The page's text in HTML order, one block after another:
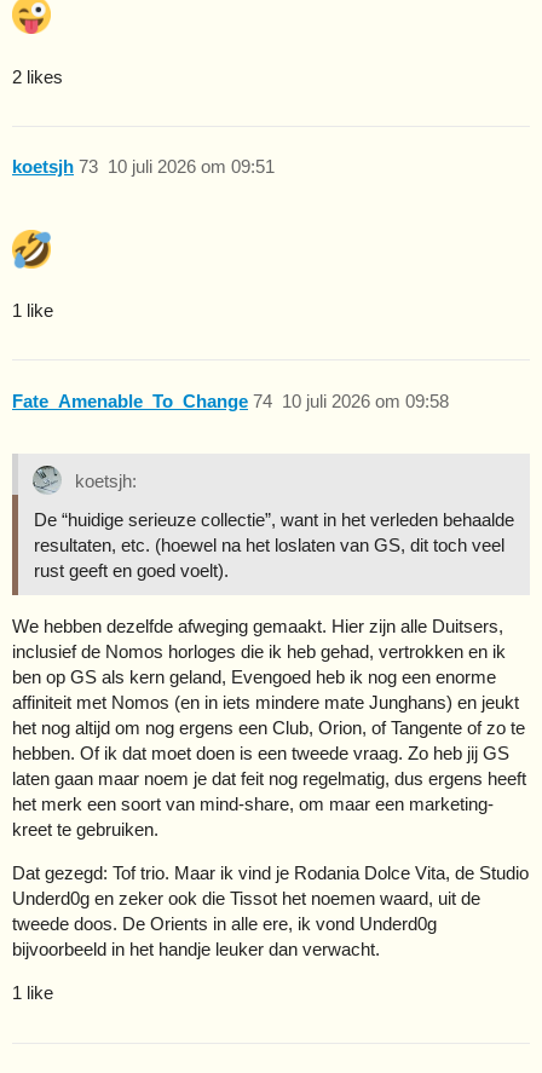
2 likes
koetsjh 10 juli 2026 om 09:51
73
1 like
Fate_Amenable_To_Change 10 juli 2026 om 09:58
74
koetsjh:
De “huidige serieuze collectie”, want in het verleden behaalde
resultaten, etc. (hoewel na het loslaten van GS, dit toch veel
rust geeft en goed voelt).
We hebben dezelfde afweging gemaakt. Hier zijn alle Duitsers,
inclusief de Nomos horloges die ik heb gehad, vertrokken en ik
ben op GS als kern geland, Evengoed heb ik nog een enorme
affiniteit met Nomos (en in iets mindere mate Junghans) en jeukt
het nog altijd om nog ergens een Club, Orion, of Tangente of zo te
hebben. Of ik dat moet doen is een tweede vraag. Zo heb jij GS
laten gaan maar noem je dat feit nog regelmatig, dus ergens heeft
het merk een soort van mind-share, om maar een marketing-
kreet te gebruiken.
Dat gezegd: Tof trio. Maar ik vind je Rodania Dolce Vita, de Studio
Underd0g en zeker ook die Tissot het noemen waard, uit de
tweede doos. De Orients in alle ere, ik vond Underd0g
bijvoorbeeld in het handje leuker dan verwacht.
1 like